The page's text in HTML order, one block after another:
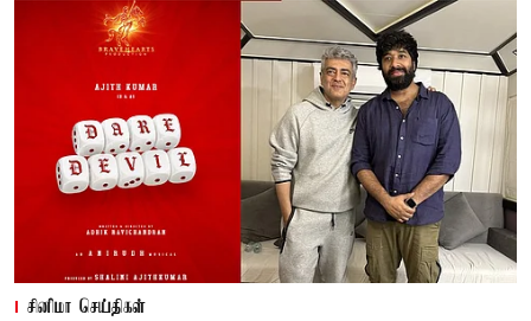
சினிமா செய்திகள்